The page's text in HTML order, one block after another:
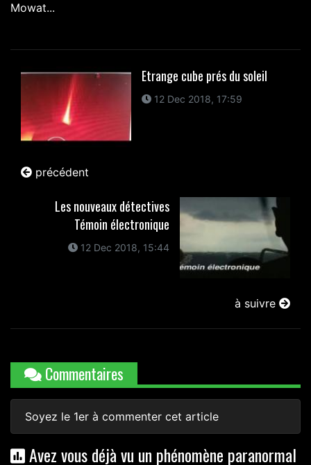
Mowat...
Etrange cube prés du soleil
12 Dec 2018, 17:59
précédent
Les nouveaux détectives
Témoin électronique
12 Dec 2018, 15:44
à suivre
Commentaires
Soyez le 1er à commenter cet article
Avez vous déjà vu un phénomène paranormal